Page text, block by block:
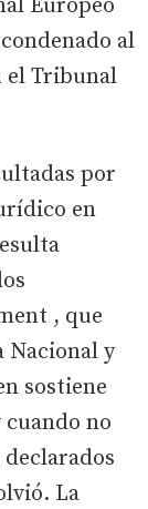
Europeo
al
el Tribunal
por
en
, que
Nacional y
sostiene
cuando no
declarados
La